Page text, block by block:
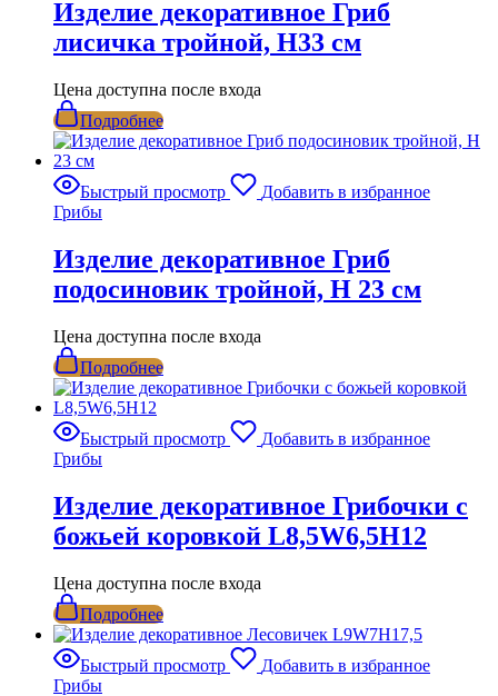
Изделие декоративное Гриб
лисичка тройной, Н33 см
Цена доступна после входа
Подробнее
Быстрый просмотр
Добавить в избранное
Грибы
Изделие декоративное Гриб
подосиновик тройной, H 23 см
Цена доступна после входа
Подробнее
Быстрый просмотр
Добавить в избранное
Грибы
Изделие декоративное Грибочки с
божьей коровкой L8,5W6,5H12
Цена доступна после входа
Подробнее
Быстрый просмотр
Добавить в избранное
Грибы